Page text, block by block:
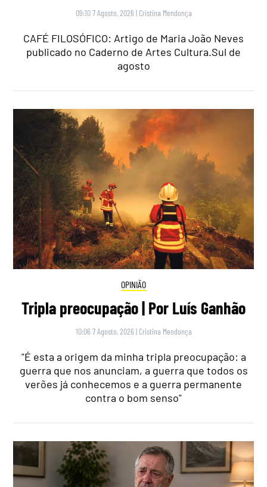
09:10 7 Agosto, 2026 | Cristina Mendonça
CAFÉ FILOSÓFICO: Artigo de Maria João Neves
publicado no Caderno de Artes Cultura.Sul de
agosto
OPINIÃO
Tripla preocupação | Por Luís Ganhão
10:06 7 Agosto, 2026 | Cristina Mendonça
"É esta a origem da minha tripla preocupação: a
guerra que nos anunciam, a guerra que todos os
verões já conhecemos e a guerra permanente
contra o bom senso"